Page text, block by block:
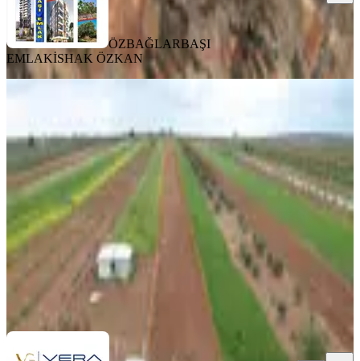
ÖZBAĞLARBAŞI
EMLAKİSHAK ÖZKAN
Gaziantep, Şahinbey
5460 m²· · 13.06.2026
Vera GayrimenkulOSMAN GÜMÜŞTEKİN
Ara